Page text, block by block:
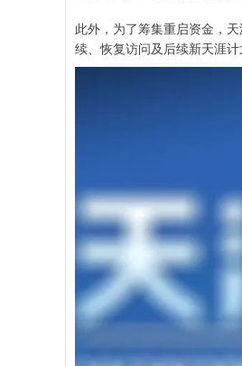
此外，为了筹集重启资金，
续、恢复访问及后续新天涯计